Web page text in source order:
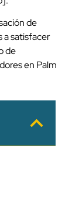
de
a satisfacer
de
en Palm